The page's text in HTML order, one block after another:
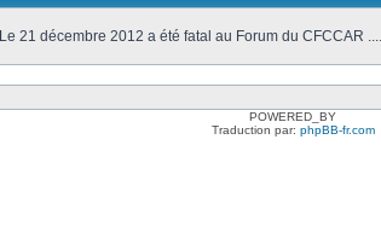
Le 21 décembre 2012 a été fatal au Forum du CFCCAR
POWERED_BY
Traduction par: phpBB-fr.com